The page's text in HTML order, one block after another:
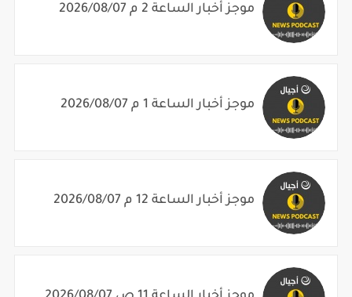
موجز أخبار الساعة 2 م 2026/08/07
موجز أخبار الساعة 1 م 2026/08/07
موجز أخبار الساعة 12 م 2026/08/07